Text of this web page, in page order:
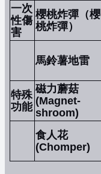
一次
性傷
害
櫻桃炸彈（櫻
桃炸彈）
馬鈴薯地雷
特殊
功能
磁力蘑菇
(Magnet-
shroom)
食人花
(Chomper)